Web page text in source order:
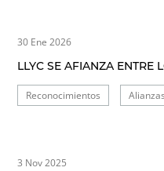
30 Ene 2026
LLYC SE AFIANZA ENTRE
Reconocimientos Alianzas
3 Nov 2025